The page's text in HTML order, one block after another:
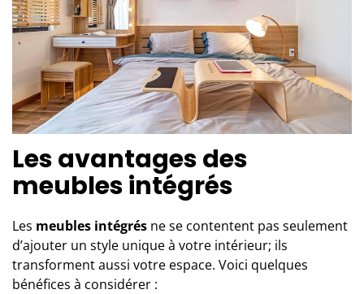
Les avantages des
meubles intégrés
Les meubles intégrés ne se contentent pas seulement
d’ajouter un style unique à votre intérieur; ils
transforment aussi votre espace. Voici quelques
bénéfices à considérer :